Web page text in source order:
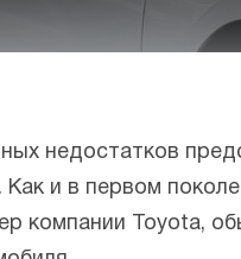
недостатков
и в первом
компании Toyota,